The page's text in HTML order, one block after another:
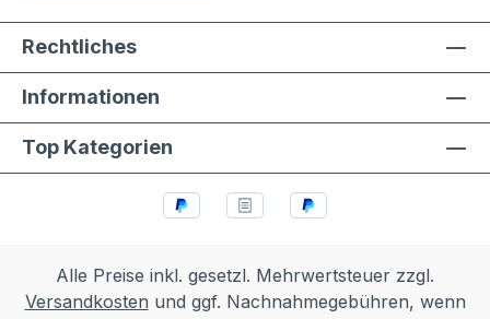
Rechtliches
Informationen
Top Kategorien
Alle Preise inkl. gesetzl. Mehrwertsteuer zzgl.
Versandkosten und ggf. Nachnahmegebühren, wenn